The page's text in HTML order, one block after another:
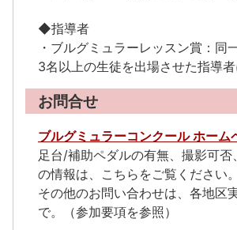
◆指導者
・ブルグミュラーレッスン賞：同
3名以上の生徒を出場させた指導
お問合せ
ブルグミュラーコンクール ホーム
足台/補助ペダルの有無、撮影可否
の情報は、こちらをご覧ください。
その他のお問い合わせは、各地区
で。（参加要項を参照）